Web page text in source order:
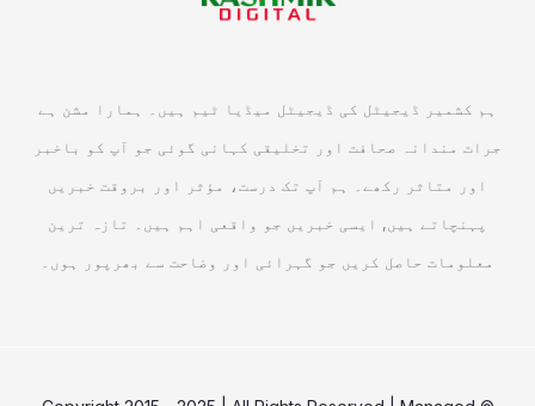
ہم کشمیر ڈیجیٹل کی ڈیجیٹل میڈیا ٹیم ہیں۔ ہمارا مشن ہے
جرات مندانہ صحافت اور تخلیقی کہانی گوئی جو آپ کو باخبر
اور متاثر رکھے۔ ہم آپ تک درست، مؤثر اور بروقت خبریں
پہنچاتے ہیں, ایسی خبریں جو واقعی اہم ہیں۔ تازہ ترین
معلومات حاصل کریں جو گہرائی اور وضاحت سے بھرپور ہوں۔